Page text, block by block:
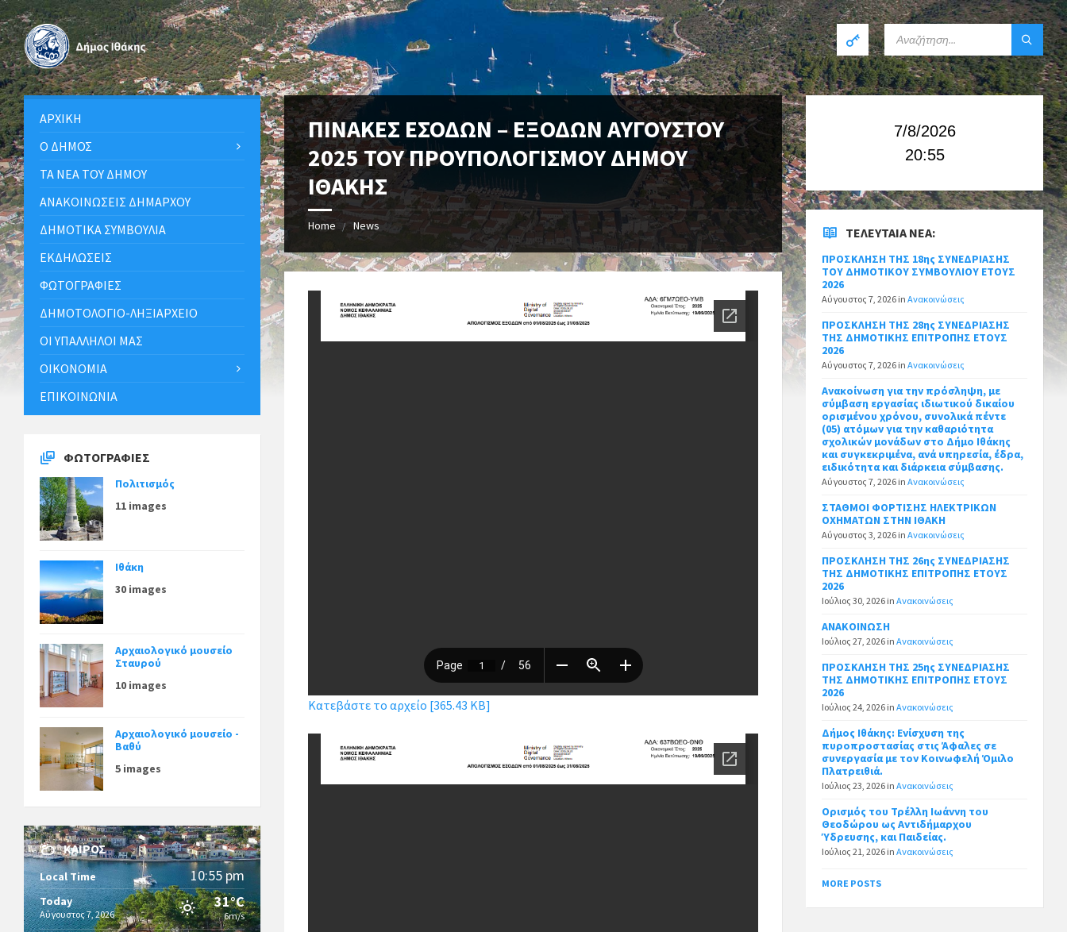
ΠΙΝΑΚΕΣ ΕΣΟΔΩΝ – ΕΞΟΔΩΝ ΑΥΓΟΥΣΤΟΥ
2025 ΤΟΥ ΠΡΟΥΠΟΛΟΓΙΣΜΟΥ ΔΗΜΟΥ
ΙΘΑΚΗΣ
Home News
Κατεβάστε το αρχείο [365.43 KB]
ΑΡΧΙΚΉ
Ο ΔΉΜΟΣ
ΤΑ ΝΈΑ ΤΟΥ ΔΉΜΟΥ
ΑΝΑΚΟΙΝΩΣΕΙΣ ΔΗΜΑΡΧΟΥ
ΔΗΜΟΤΙΚΆ ΣΥΜΒΟΎΛΙΑ
ΕΚΔΗΛΏΣΕΙΣ
ΦΩΤΟΓΡΑΦΊΕΣ
ΔΗΜΟΤΟΛΌΓΙΟ-ΛΗΞΙΑΡΧΕΊΟ
ΟΙ ΥΠΆΛΛΗΛΟΙ ΜΑΣ
ΟΙΚΟΝΟΜΊΑ
ΕΠΙΚΟΙΝΩΝΊΑ
ΦΩΤΟΓΡΑΦΊΕΣ
Πολιτισμός
11 images
Ιθάκη
30 images
Αρχαιολογικό μουσείο
Σταυρού
10 images
Αρχαιολογικό μουσείο -
Βαθύ
5 images
ΚΑΙΡΌΣ
Local Time 10:55 pm
Today
Αύγουστος 7, 2026
31°C
6m/s
7/8/2026
20:55
ΤΕΛΕΥΤΑΊΑ ΝΈΑ:
ΠΡΟΣΚΛΗΣΗ ΤΗΣ 18ης ΣΥΝΕΔΡΙΑΣΗΣ
ΤΟΥ ΔΗΜΟΤΙΚΟΥ ΣΥΜΒΟΥΛΙΟΥ ΕΤΟΥΣ
2026
Αύγουστος 7, 2026 inΑνακοινώσεις
ΠΡΟΣΚΛΗΣΗ ΤΗΣ 28ης ΣΥΝΕΔΡΙΑΣΗΣ
ΤΗΣ ΔΗΜΟΤΙΚΗΣ ΕΠΙΤΡΟΠΗΣ ΕΤΟΥΣ
2026
Αύγουστος 7, 2026 inΑνακοινώσεις
Ανακοίνωση για την πρόσληψη, με
σύμβαση εργασίας ιδιωτικού δικαίου
ορισμένου χρόνου, συνολικά πέντε
(05) ατόμων για την καθαριότητα
σχολικών μονάδων στο Δήμο Ιθάκης
και συγκεκριμένα, ανά υπηρεσία, έδρα,
ειδικότητα και διάρκεια σύμβασης.
Αύγουστος 7, 2026 inΑνακοινώσεις
ΣΤΑΘΜΟΙ ΦΟΡΤΙΣΗΣ ΗΛΕΚΤΡΙΚΩΝ
ΟΧΗΜΑΤΩΝ ΣΤΗΝ ΙΘΑΚΗ
Αύγουστος 3, 2026 inΑνακοινώσεις
ΠΡΟΣΚΛΗΣΗ ΤΗΣ 26ης ΣΥΝΕΔΡΙΑΣΗΣ
ΤΗΣ ΔΗΜΟΤΙΚΗΣ ΕΠΙΤΡΟΠΗΣ ΕΤΟΥΣ
2026
Ιούλιος 30, 2026 inΑνακοινώσεις
ΑΝΑΚΟΙΝΩΣΗ
Ιούλιος 27, 2026 inΑνακοινώσεις
ΠΡΟΣΚΛΗΣΗ ΤΗΣ 25ης ΣΥΝΕΔΡΙΑΣΗΣ
ΤΗΣ ΔΗΜΟΤΙΚΗΣ ΕΠΙΤΡΟΠΗΣ ΕΤΟΥΣ
2026
Ιούλιος 24, 2026 inΑνακοινώσεις
Δήμος Ιθάκης: Ενίσχυση της
πυροπροστασίας στις Άφαλες σε
συνεργασία με τον Κοινωφελή Όμιλο
Πλατρειθιά.
Ιούλιος 23, 2026 inΑνακοινώσεις
Ορισμός του Τρέλλη Ιωάννη του
Θεοδώρου ως Αντιδήμαρχου
Ύδρευσης, και Παιδείας.
Ιούλιος 21, 2026 inΑνακοινώσεις
MORE POSTS